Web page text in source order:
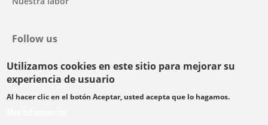
Utilizamos cookies en este sitio para mejorar su
experiencia de usuario
Al hacer clic en el botón Aceptar, usted acepta que lo hagamos.
Follow us
facebook
twitteryoutubeyoutubeinstagram
Select